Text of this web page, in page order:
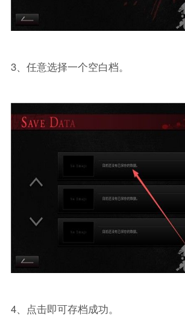
3、任意选择一个空白档。
4、点击即可存档成功。